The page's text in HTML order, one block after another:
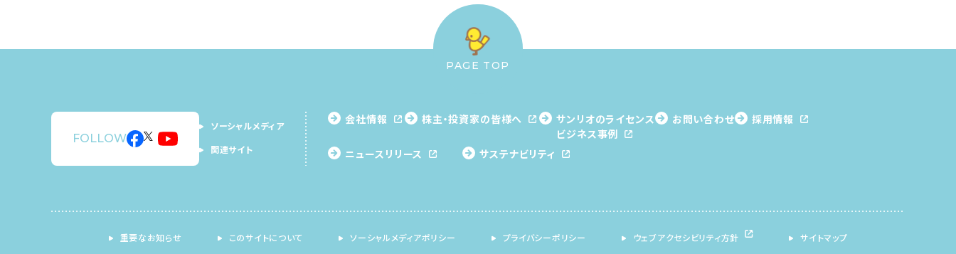
PAGE TOP
FOLLOW
ソーシャルメディア
関連サイト
会社情報 株主・投資家の皆様へ
サンリオのライセンス
ビジネス事例
お問い合わせ 採用情報
ニュースリリース サステナビリティ
重要なお知らせ このサイトについて ソーシャルメディアポリシー プライバシーポリシー ウェブアクセシビリティ方針 サイトマップ